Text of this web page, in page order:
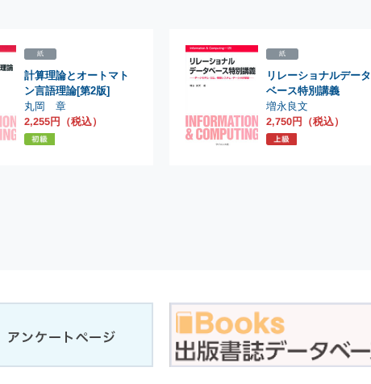
紙
計算理論とオートマト
ン言語理論[第2版]
丸岡 章
2,255円（税込）
紙
リレーショナルデータ
ベース特別講義
増永良文
2,750円（税込）